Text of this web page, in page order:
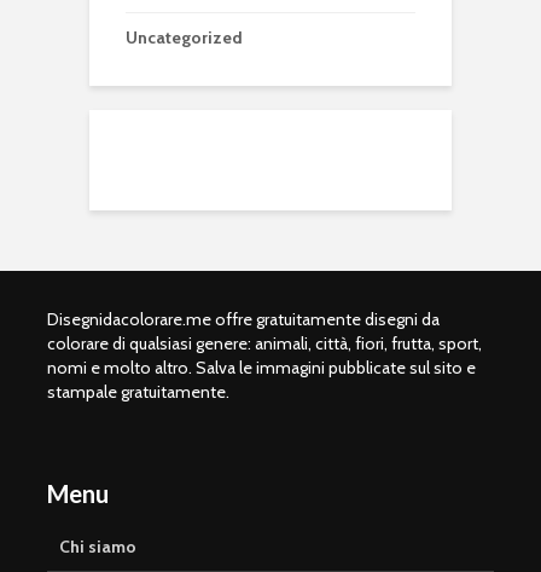
Uncategorized
Disegnidacolorare.me offre gratuitamente disegni da
colorare di qualsiasi genere: animali, città, fiori, frutta, sport,
nomi e molto altro. Salva le immagini pubblicate sul sito e
stampale gratuitamente.
Menu
Chi siamo